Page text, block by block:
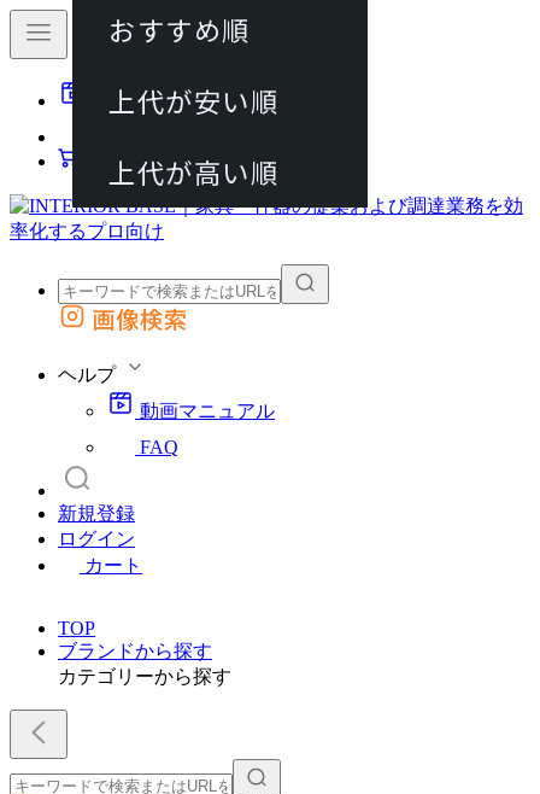
動画マニュアル
カート
外部サイトの商品をカートに追加
画像検索
ヘルプ
動画マニュアル
FAQ
新規登録
ログイン
カート
TOP
ブランドから探す
カテゴリーから探す
おすすめ順
上代が安い順
上代が高い順